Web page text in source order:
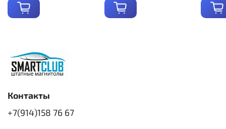
Контакты
+7(914)158 76 67